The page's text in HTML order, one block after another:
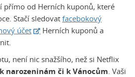
přímo od Herních kuponů, které
Stačí sledovat facebokový
účet
Herních kuponů a
není nic snažšího, než si Netflix
narozeninám či k Vánocům. Vaši